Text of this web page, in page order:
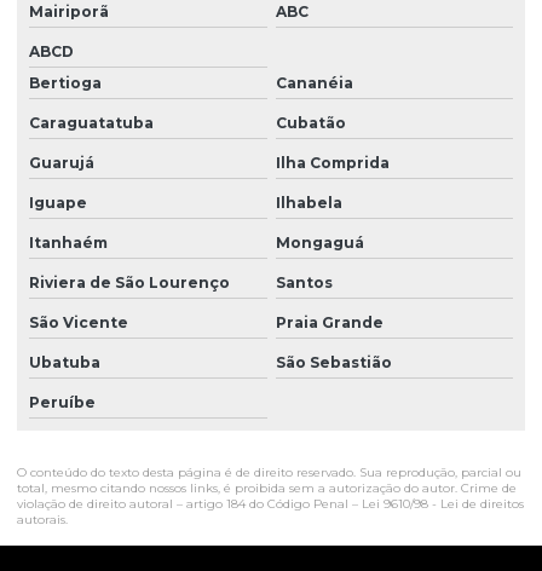
Mairiporã ABC
ABCD
Bertioga
Cananéia
Caraguatatuba Cubatão
Guarujá Ilha Comprida
Iguape Ilhabela
Itanhaém Mongaguá
Riviera de São Lourenço Santos
São Vicente Praia Grande
Ubatuba São Sebastião
Peruíbe
O conteúdo do texto desta página é de direito reservado. Sua reprodução, parcial ou
total, mesmo citando nossos links, é proibida sem a autorização do autor. Crime de
violação de direito autoral – artigo 184 do Código Penal – Lei 9610/98 - Lei de direitos
autorais.